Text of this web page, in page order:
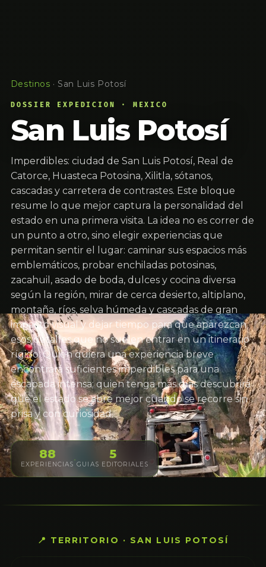
Destinos · San Luis Potosí
DOSSIER EXPEDICION · MEXICO
San Luis Potosí
Imperdibles: ciudad de San Luis Potosí, Real de
Catorce, Huasteca Potosina, Xilitla, sótanos,
cascadas y carretera de contrastes. Este bloque
resume lo que mejor captura la personalidad del
estado en una primera visita. La idea no es correr de
un punto a otro, sino elegir experiencias que
permitan sentir el lugar: caminar sus espacios más
emblemáticos, probar enchiladas potosinas,
zacahuil, asado de boda, dulces y cocina diversa
según la región, mirar de cerca desierto, altiplano,
montaña, ríos, selva húmeda y cascadas de gran
impacto visual y dejar tiempo para que aparezcan
esos detalles que no suelen entrar en un itinerario
rígido. Quien quiera una experiencia breve
encontrará suficientes imperdibles para una
escapada intensa; quien tenga más días descubrirá
que el estado se abre mejor cuando se recorre sin
prisa y con curiosidad.
88
EXPERIENCIAS· 5
GUIAS EDITORIALES
📍 TERRITORIO · SAN LUIS POTOSÍ